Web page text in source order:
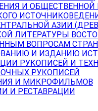
И
АЗИИ
ЛИТЕРАТУРЫ
ВОПРОСАМ
И ИЗДАНИЮ
РУКОПИСЕЙ И
РУКОПИСЕЙ
И МИКРОФИЛЬМОВ
И РЕСТАВРАЦИИ